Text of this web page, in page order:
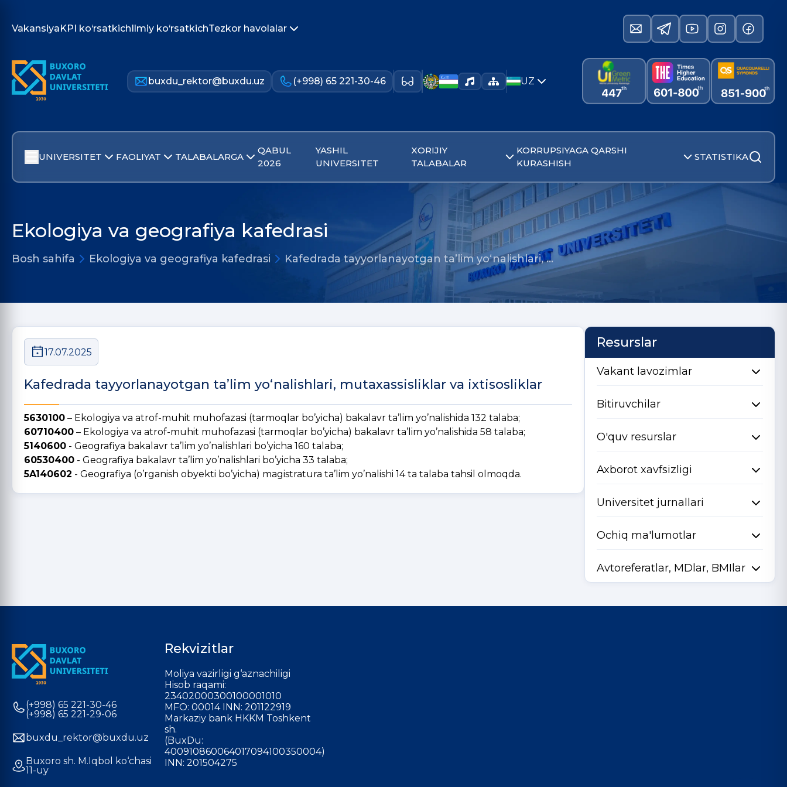
VakansiyaKPI ko‘rsatkichIlmiy ko‘rsatkichTezkor havolalar
buxdu_rektor@buxdu.uz (+998) 65 221-30-46 UZ
UNIVERSITET FAOLIYAT TALABALARGA
QABUL
2026
YASHIL
UNIVERSITET
XORIJIY
TALABALAR
KORRUPSIYAGA QARSHI
KURASHISH
STATISTIKA
Ekologiya va geografiya kafedrasi
Bosh sahifa Ekologiya va geografiya kafedrasi Kafedrada tayyorlanayotgan ta’lim yo‘nalishlari, …
17.07.2025
Kafedrada tayyorlanayotgan ta’lim yo‘nalishlari, mutaxassisliklar va ixtisosliklar
5630100 – Ekologiya va atrof-muhit muhofazasi (tarmoqlar bo’yicha) bakalavr ta’lim yo’nalishida 132 talaba;
60710400 – Ekologiya va atrof-muhit muhofazasi (tarmoqlar bo’yicha) bakalavr ta’lim yo’nalishida 58 talaba;
5140600 - Geografiya bakalavr ta’lim yo’nalishlari bo’yicha 160 talaba;
60530400 - Geografiya bakalavr ta’lim yo’nalishlari bo’yicha 33 talaba;
5A140602 - Geografiya (o’rganish obyekti bo’yicha) magistratura ta’lim yo’nalishi 14 ta talaba tahsil olmoqda.
Resurslar
Vakant lavozimlar
Bitiruvchilar
O'quv resurslar
Axborot xavfsizligi
Universitet jurnallari
Ochiq ma'lumotlar
Avtoreferatlar, MDlar, BMIlar
(+998) 65 221-30-46
(+998) 65 221-29-06
buxdu_rektor@buxdu.uz
Buxoro sh. M.Iqbol ko‘chasi
11-uy
Rekvizitlar
Moliya vazirligi g‘aznachiligi
Hisob raqami:
23402000300100001010
MFO: 00014 INN: 201122919
Markaziy bank HKKM Toshkent
sh.
(BuxDu:
400910860064017094100350004)
INN: 201504275